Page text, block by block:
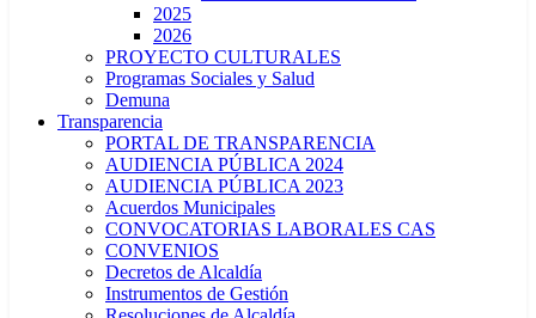
2025
2026
PROYECTO CULTURALES
Programas Sociales y Salud
Demuna
Transparencia
PORTAL DE TRANSPARENCIA
AUDIENCIA PÚBLICA 2024
AUDIENCIA PÚBLICA 2023
Acuerdos Municipales
CONVOCATORIAS LABORALES CAS
CONVENIOS
Decretos de Alcaldía
Instrumentos de Gestión